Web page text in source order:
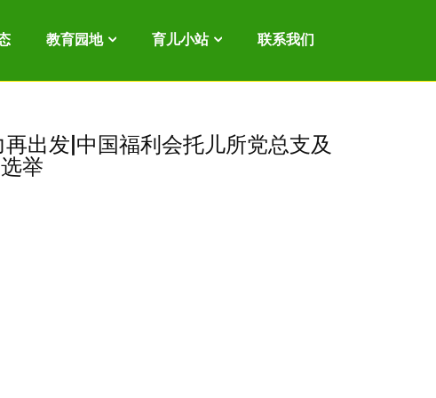
教育园地 育儿小站 联系我们
出发|中国福利会托儿所党总支及
举